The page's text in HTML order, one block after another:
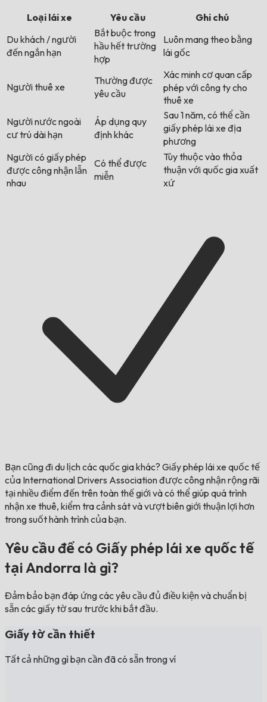
Loại lái xe Yêu cầu
Ghi chú
Du khách / người
đến ngắn hạn
Bắt buộc trong
hầu hết trường
hợp
Luôn mang theo bằng
lái gốc
Người thuê xe
Thường được
yêu cầu
Xác minh cơ quan cấp
phép với công ty cho
thuê xe
Người nước ngoài
cư trú dài hạn
Áp dụng quy
định khác
Sau 1 năm, có thể cần
giấy phép lái xe địa
phương
Người có giấy phép
được công nhận lẫn
nhau
Có thể được
miễn
Tùy thuộc vào thỏa
thuận với quốc gia xuất
xứ
Bạn cũng đi du lịch các quốc gia khác? Giấy phép lái xe quốc tế
của International Drivers Association được công nhận rộng rãi
tại nhiều điểm đến trên toàn thế giới và có thể giúp quá trình
nhận xe thuê, kiểm tra cảnh sát và vượt biên giới thuận lợi hơn
trong suốt hành trình của bạn.
Yêu cầu để có Giấy phép lái xe quốc tế
tại Andorra là gì?
Đảm bảo bạn đáp ứng các yêu cầu đủ điều kiện và chuẩn bị
sẵn các giấy tờ sau trước khi bắt đầu.
Giấy tờ cần thiết
Tất cả những gì bạn cần đã có sẵn trong ví